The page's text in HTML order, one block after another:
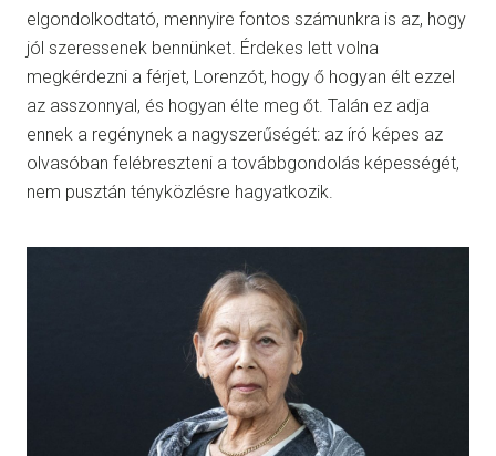
elgondolkodtató, mennyire fontos számunkra is az, hogy
jól szeressenek bennünket. Érdekes lett volna
megkérdezni a férjet, Lorenzót, hogy ő hogyan élt ezzel
az asszonnyal, és hogyan élte meg őt. Talán ez adja
ennek a regénynek a nagyszerűségét: az író képes az
olvasóban felébreszteni a továbbgondolás képességét,
nem pusztán tényközlésre hagyatkozik.